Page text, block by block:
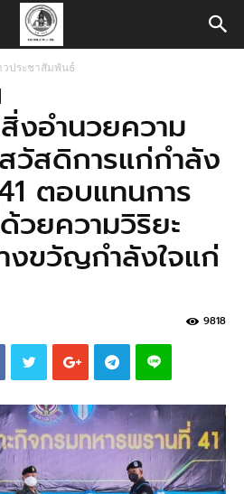
วประชาสัมพันธ์
งอำนวยความ
วัสดิการแก่กำลัง
ตอบแทนการ
ยความวิริยะ
งขวัญกำลังใจแก่
9818